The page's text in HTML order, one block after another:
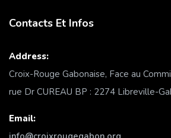
Contacts Et Infos
Address:
Croix-Rouge Gabonaise, Face au
rue Dr CUREAU BP : 2274 Libreville-
Email: